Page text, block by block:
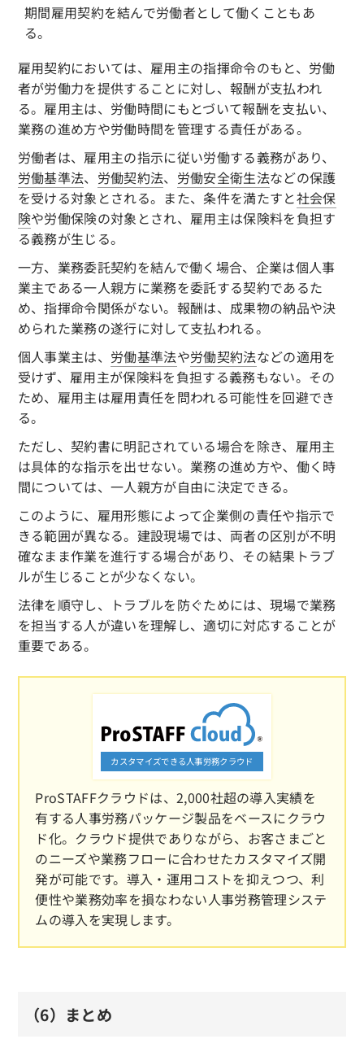
期間雇用契約を結んで労働者として働くこともあ
る。
雇用契約においては、雇用主の指揮命令のもと、労働
者が労働力を提供することに対し、報酬が支払われ
る。雇用主は、労働時間にもとづいて報酬を支払い、
業務の進め方や労働時間を管理する責任がある。
労働者は、雇用主の指示に従い労働する義務があり、
労働基準法、 労働契約法、 労働安全衛生法などの保護
を受ける対象とされる。また、条件を満たすと社会保
険や労働保険の対象とされ、雇用主は保険料を負担す
る義務が生じる。
一方、業務委託契約を結んで働く場合、企業は個人事
業主である一人親方に業務を委託する契約であるた
め、指揮命令関係がない。報酬は、成果物の納品や決
められた業務の遂行に対して支払われる。
個人事業主は、 労働基準法や労働契約法などの適用を
受けず、雇用主が保険料を負担する義務もない。その
ため、雇用主は雇用責任を問われる可能性を回避でき
る。
ただし、契約書に明記されている場合を除き、雇用主
は具体的な指示を出せない。業務の進め方や、働く時
間については、一人親方が自由に決定できる。
このように、雇用形態によって企業側の責任や指示で
きる範囲が異なる。建設現場では、両者の区別が不明
確なまま作業を進行する場合があり、その結果トラブ
ルが生じることが少なくない。
法律を順守し、トラブルを防ぐためには、現場で業務
を担当する人が違いを理解し、適切に対応することが
重要である。
カスタマイズできる人事労務クラウド
ProSTAFFクラウドは、2,000社超の導入実績を
有する人事労務パッケージ製品をベースにクラウ
ド化。クラウド提供でありながら、お客さまごと
のニーズや業務フローに合わせたカスタマイズ開
発が可能です。導入・運用コストを抑えつつ、利
便性や業務効率を損なわない人事労務管理システ
ムの導入を実現します。
（6）まとめ